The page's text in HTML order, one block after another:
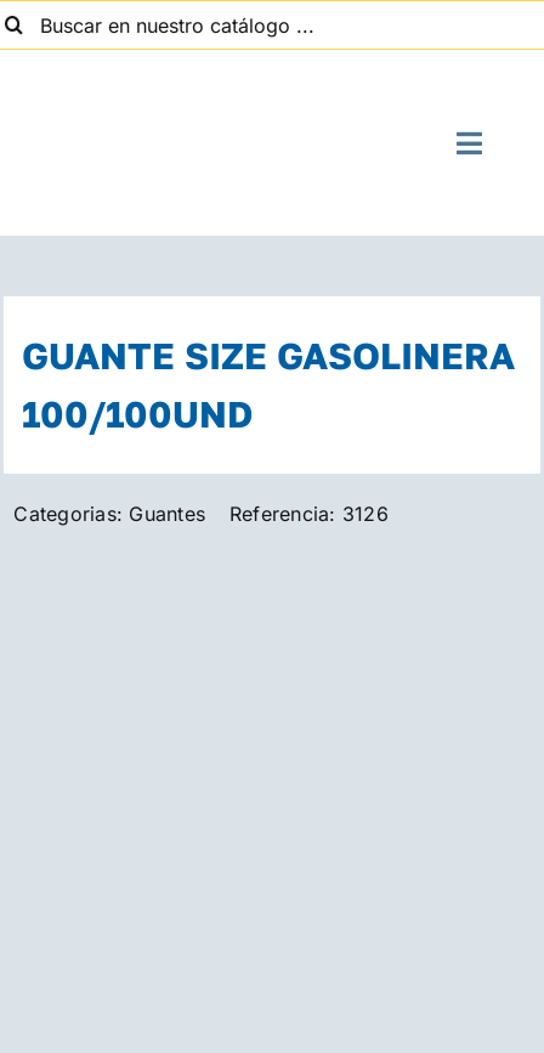
Saltar
al
Toggle
GUANTE SIZE GASOLINERA
100/100UND
Categorias: Guantes Referencia: 3126